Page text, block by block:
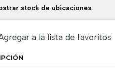
stock de ubicaciones
a la lista de favoritos